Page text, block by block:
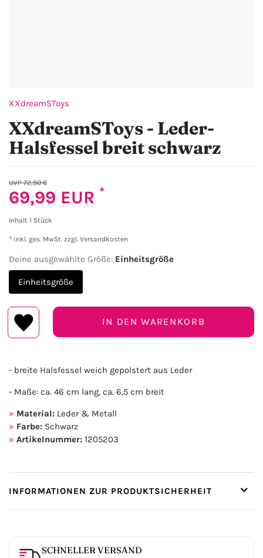
XXdreamSToys
XXdreamSToys - Leder-
Halsfessel breit schwarz
UVP 72,90 €
69,99 EUR *
Inhalt 1 Stück
* inkl. ges. MwSt. zzgl. Versandkosten
Deine ausgewählte Größe: Einheitsgröße
Einheitsgröße
IN DEN WARENKORB
- breite Halsfessel weich gepolstert aus Leder
- Maße: ca. 46 cm lang, ca. 6,5 cm breit
Material: Leder & Metall
Farbe: Schwarz
Artikelnummer: 1205203
INFORMATIONEN ZUR PRODUKTSICHERHEIT
SCHNELLER VERSAND